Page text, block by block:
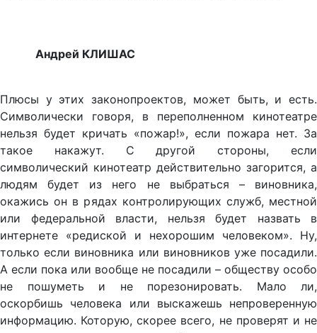
Андрей КЛИШАС
Плюсы у этих законопроектов, может быть, и есть.
Символически говоря, в переполненном кинотеатре
нельзя будет кричать «пожар!», если пожара нет. За
такое накажут. С другой стороны, если
символический кинотеатр действительно загорится, а
людям будет из него не выбраться – виновника,
окажись он в рядах контролирующих служб, местной
или федеральной власти, нельзя будет назвать в
интернете «редиской и нехорошим человеком». Ну,
только если виновника или виновников уже посадили.
А если пока или вообще не посадили – обществу особо
не пошуметь и не порезонировать. Мало ли,
оскорбишь человека или выскажешь непроверенную
информацию. Которую, скорее всего, не проверят и не